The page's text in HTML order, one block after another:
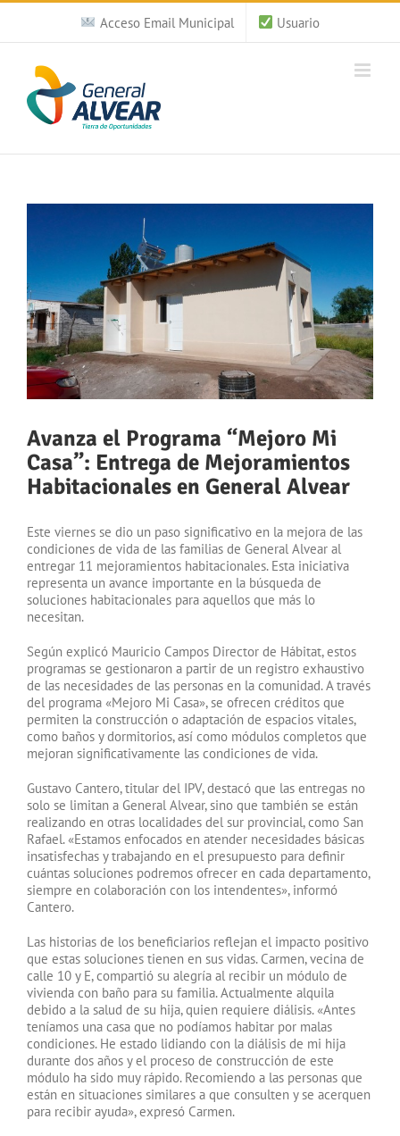
Saltar
contenido
Acceso Email Municipal Usuario
Avanza el Programa “Mejoro Mi
Casa”: Entrega de Mejoramientos
Habitacionales en General Alvear
Este viernes se dio un paso significativo en la mejora de las
condiciones de vida de las familias de General Alvear al
entregar 11 mejoramientos habitacionales. Esta iniciativa
representa un avance importante en la búsqueda de
soluciones habitacionales para aquellos que más lo
necesitan.
Según explicó Mauricio Campos Director de Hábitat, estos
programas se gestionaron a partir de un registro exhaustivo
de las necesidades de las personas en la comunidad. A través
del programa «Mejoro Mi Casa», se ofrecen créditos que
permiten la construcción o adaptación de espacios vitales,
como baños y dormitorios, así como módulos completos que
mejoran significativamente las condiciones de vida.
Gustavo Cantero, titular del IPV, destacó que las entregas no
solo se limitan a General Alvear, sino que también se están
realizando en otras localidades del sur provincial, como San
Rafael. «Estamos enfocados en atender necesidades básicas
insatisfechas y trabajando en el presupuesto para definir
cuántas soluciones podremos ofrecer en cada departamento,
siempre en colaboración con los intendentes», informó
Cantero.
Las historias de los beneficiarios reflejan el impacto positivo
que estas soluciones tienen en sus vidas. Carmen, vecina de
calle 10 y E, compartió su alegría al recibir un módulo de
vivienda con baño para su familia. Actualmente alquila
debido a la salud de su hija, quien requiere diálisis. «Antes
teníamos una casa que no podíamos habitar por malas
condiciones. He estado lidiando con la diálisis de mi hija
durante dos años y el proceso de construcción de este
módulo ha sido muy rápido. Recomiendo a las personas que
están en situaciones similares a que consulten y se acerquen
para recibir ayuda», expresó Carmen.